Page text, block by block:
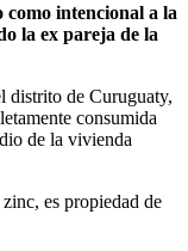
intencional a la
la ex pareja de la
distrito de Curuguaty,
consumida
de la vivienda
es propiedad de